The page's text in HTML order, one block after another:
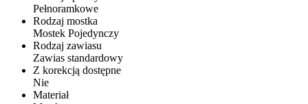
Pełnoramkowe
Rodzaj mostka
Mostek Pojedynczy
Rodzaj zawiasu
Zawias standardowy
Z korekcją dostępne
Nie
Materiał